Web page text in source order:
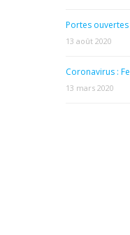
Portes
13 août 2020
Coronavirus :
13 mars 2020